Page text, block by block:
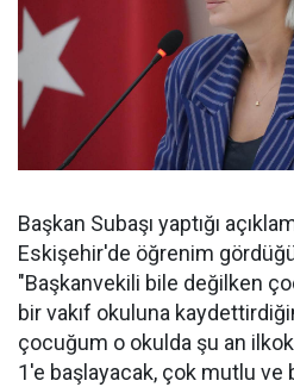
Başkan Subaşı yaptığı
Eskişehir'de öğrenim
"Başkanvekili bile değilken
bir vakıf okuluna
çocuğum o okulda şu an
1'e başlayacak, çok mutlu ve